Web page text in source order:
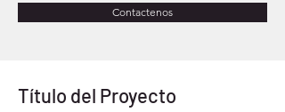
Contactenos
Título del Proyecto